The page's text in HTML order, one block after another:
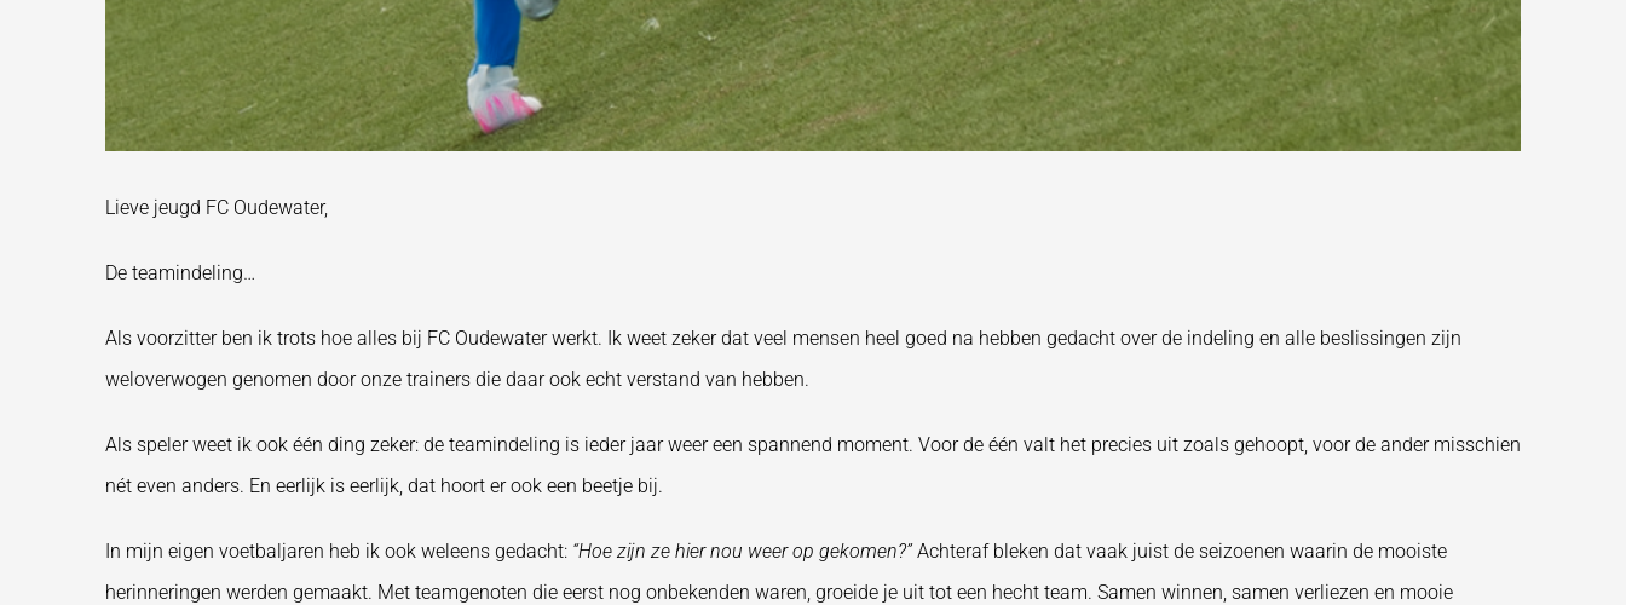
Lieve jeugd FC Oudewater,
De teamindeling…
Als voorzitter ben ik trots hoe alles bij FC Oudewater werkt. Ik weet zeker dat veel mensen heel goed na hebben gedacht over de indeling en alle beslissingen zijn
weloverwogen genomen door onze trainers die daar ook echt verstand van hebben.
Als speler weet ik ook één ding zeker: de teamindeling is ieder jaar weer een spannend moment. Voor de één valt het precies uit zoals gehoopt, voor de ander misschien
nét even anders. En eerlijk is eerlijk, dat hoort er ook een beetje bij.
In mijn eigen voetbaljaren heb ik ook weleens gedacht: “Hoe zijn ze hier nou weer op gekomen?”Achteraf bleken dat vaak juist de seizoenen waarin de mooiste
herinneringen werden gemaakt. Met teamgenoten die eerst nog onbekenden waren, groeide je uit tot een hecht team. Samen winnen, samen verliezen en mooie